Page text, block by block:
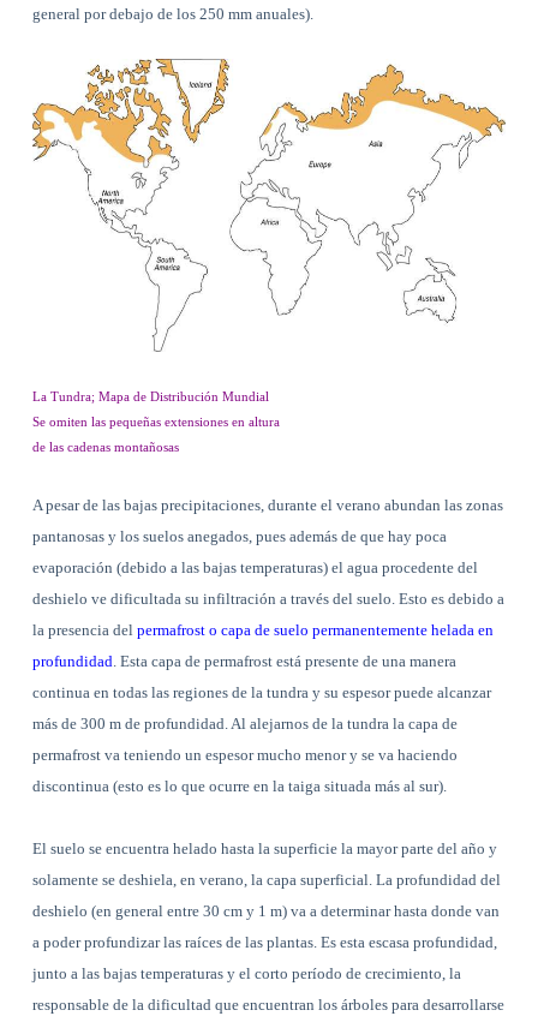
general por debajo de los 250 mm anuales).
La Tundra; Mapa de Distribución Mundial
Se omiten las pequeñas extensiones en altura
de las cadenas montañosas
A pesar de las bajas precipitaciones, durante el verano abundan las zonas
pantanosas y los suelos anegados, pues además de que hay poca
evaporación (debido a las bajas temperaturas) el agua procedente del
deshielo ve dificultada su infiltración a través del suelo. Esto es debido a
la presencia del permafrost o capa de suelo permanentemente helada en
profundidad . Esta capa de permafrost está presente de una manera
continua en todas las regiones de la tundra y su espesor puede alcanzar
más de 300 m de profundidad. Al alejarnos de la tundra la capa de
permafrost va teniendo un espesor mucho menor y se va haciendo
discontinua (esto es lo que ocurre en la taiga situada más al sur).
El suelo se encuentra helado hasta la superficie la mayor parte del año y
solamente se deshiela, en verano, la capa superficial. La profundidad del
deshielo (en general entre 30 cm y 1 m) va a determinar hasta donde van
a poder profundizar las raíces de las plantas. Es esta escasa profundidad,
junto a las bajas temperaturas y el corto período de crecimiento, la
responsable de la dificultad que encuentran los árboles para desarrollarse